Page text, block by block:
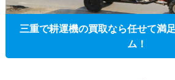
三重で耕運機の買取なら任せて満
ム！